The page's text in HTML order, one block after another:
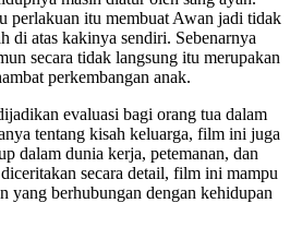
perlakuan itu membuat Awan jadi tidak
di atas kakinya sendiri. Sebenarnya
secara tidak langsung itu merupakan
perkembangan anak.
evaluasi bagi orang tua dalam
tentang kisah keluarga, film ini juga
dalam dunia kerja, petemanan, dan
secara detail, film ini mampu
yang berhubungan dengan kehidupan